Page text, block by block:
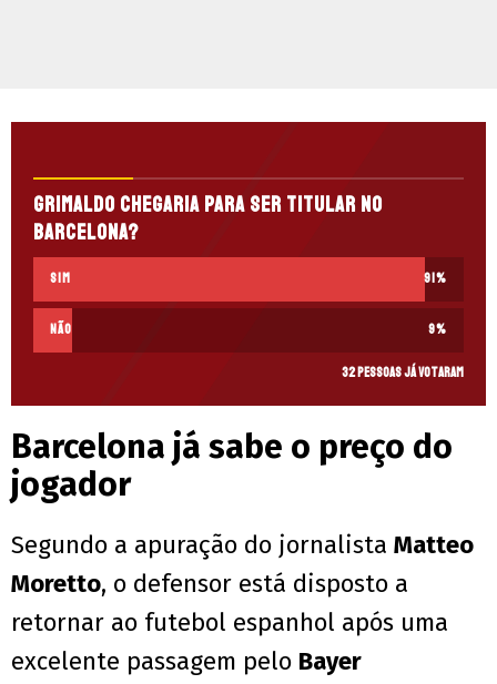
Grimaldo chegaria para ser titular no
Barcelona?
Sim 91%
Não 9%
32 pessoas já votaram
Barcelona já sabe o preço do
jogador
Segundo a apuração do jornalista Matteo
Moretto, o defensor está disposto a
retornar ao futebol espanhol após uma
excelente passagem pelo Bayer